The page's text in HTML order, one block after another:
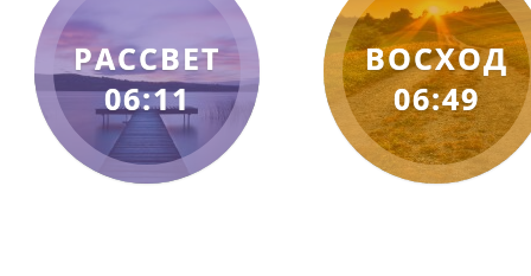
РАССВЕТ
06:11
ВОСХОД
06:49